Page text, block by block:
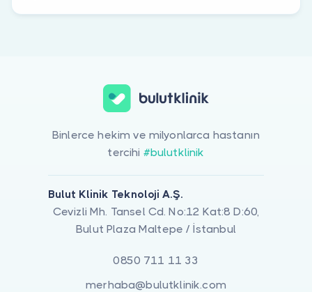
Binlerce hekim ve milyonlarca hastanın
tercihi #bulutklinik
Bulut Klinik Teknoloji A.Ş.
Cevizli Mh. Tansel Cd. No:12 Kat:8 D:60,
Bulut Plaza Maltepe / İstanbul
0850 711 11 33
merhaba@bulutklinik.com